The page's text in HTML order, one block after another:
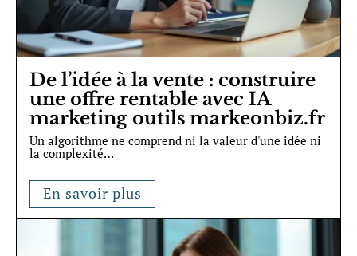
De l’idée à la vente : construire
une offre rentable avec IA
marketing outils markeonbiz.fr
Un algorithme ne comprend ni la valeur d'une idée ni
la complexité…
En savoir plus